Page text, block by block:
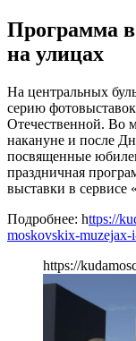
Программа
на улицах
На центральных
серию
Отечественной. Во
накануне и после
посвященные
праздничная
выставки в сервисе
Подробнее: https://
moskovskix-
https://